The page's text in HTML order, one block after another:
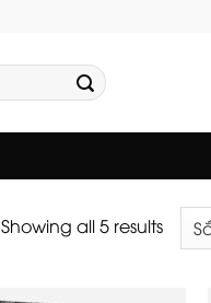
Showing all 5 results